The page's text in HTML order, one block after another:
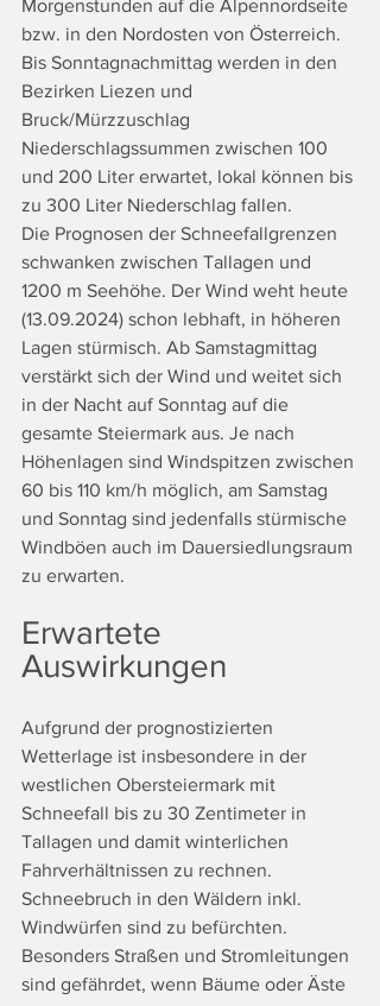
Morgenstunden auf die Alpennordseite
bzw. in den Nordosten von Österreich.
Bis Sonntagnachmittag werden in den
Bezirken Liezen und
Bruck/Mürzzuschlag
Niederschlagssummen zwischen 100
und 200 Liter erwartet, lokal können bis
zu 300 Liter Niederschlag fallen.
Die Prognosen der Schneefallgrenzen
schwanken zwischen Tallagen und
1200 m Seehöhe. Der Wind weht heute
(13.09.2024) schon lebhaft, in höheren
Lagen stürmisch. Ab Samstagmittag
verstärkt sich der Wind und weitet sich
in der Nacht auf Sonntag auf die
gesamte Steiermark aus. Je nach
Höhenlagen sind Windspitzen zwischen
60 bis 110 km/h möglich, am Samstag
und Sonntag sind jedenfalls stürmische
Windböen auch im Dauersiedlungsraum
zu erwarten.
Erwartete
Auswirkungen
Aufgrund der prognostizierten
Wetterlage ist insbesondere in der
westlichen Obersteiermark mit
Schneefall bis zu 30 Zentimeter in
Tallagen und damit winterlichen
Fahrverhältnissen zu rechnen.
Schneebruch in den Wäldern inkl.
Windwürfen sind zu befürchten.
Besonders Straßen und Stromleitungen
sind gefährdet, wenn Bäume oder Äste